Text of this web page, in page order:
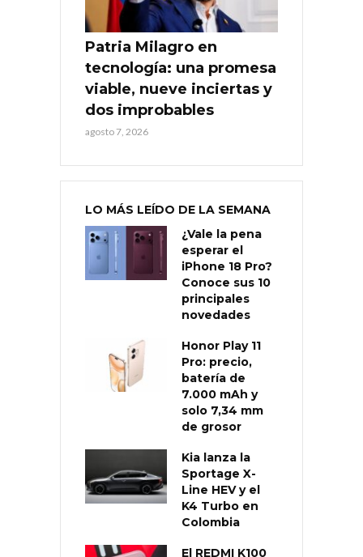
Patria Milagro en
tecnología: una promesa
viable, nueve inciertas y
dos improbables
agosto 7, 2026
LO MÁS LEÍDO DE LA SEMANA
¿Vale la pena
esperar el
iPhone 18 Pro?
Conoce sus 10
principales
novedades
Honor Play 11
Pro: precio,
batería de
7.000 mAh y
solo 7,34 mm
de grosor
Kia lanza la
Sportage X-
Line HEV y el
K4 Turbo en
Colombia
El REDMI K100